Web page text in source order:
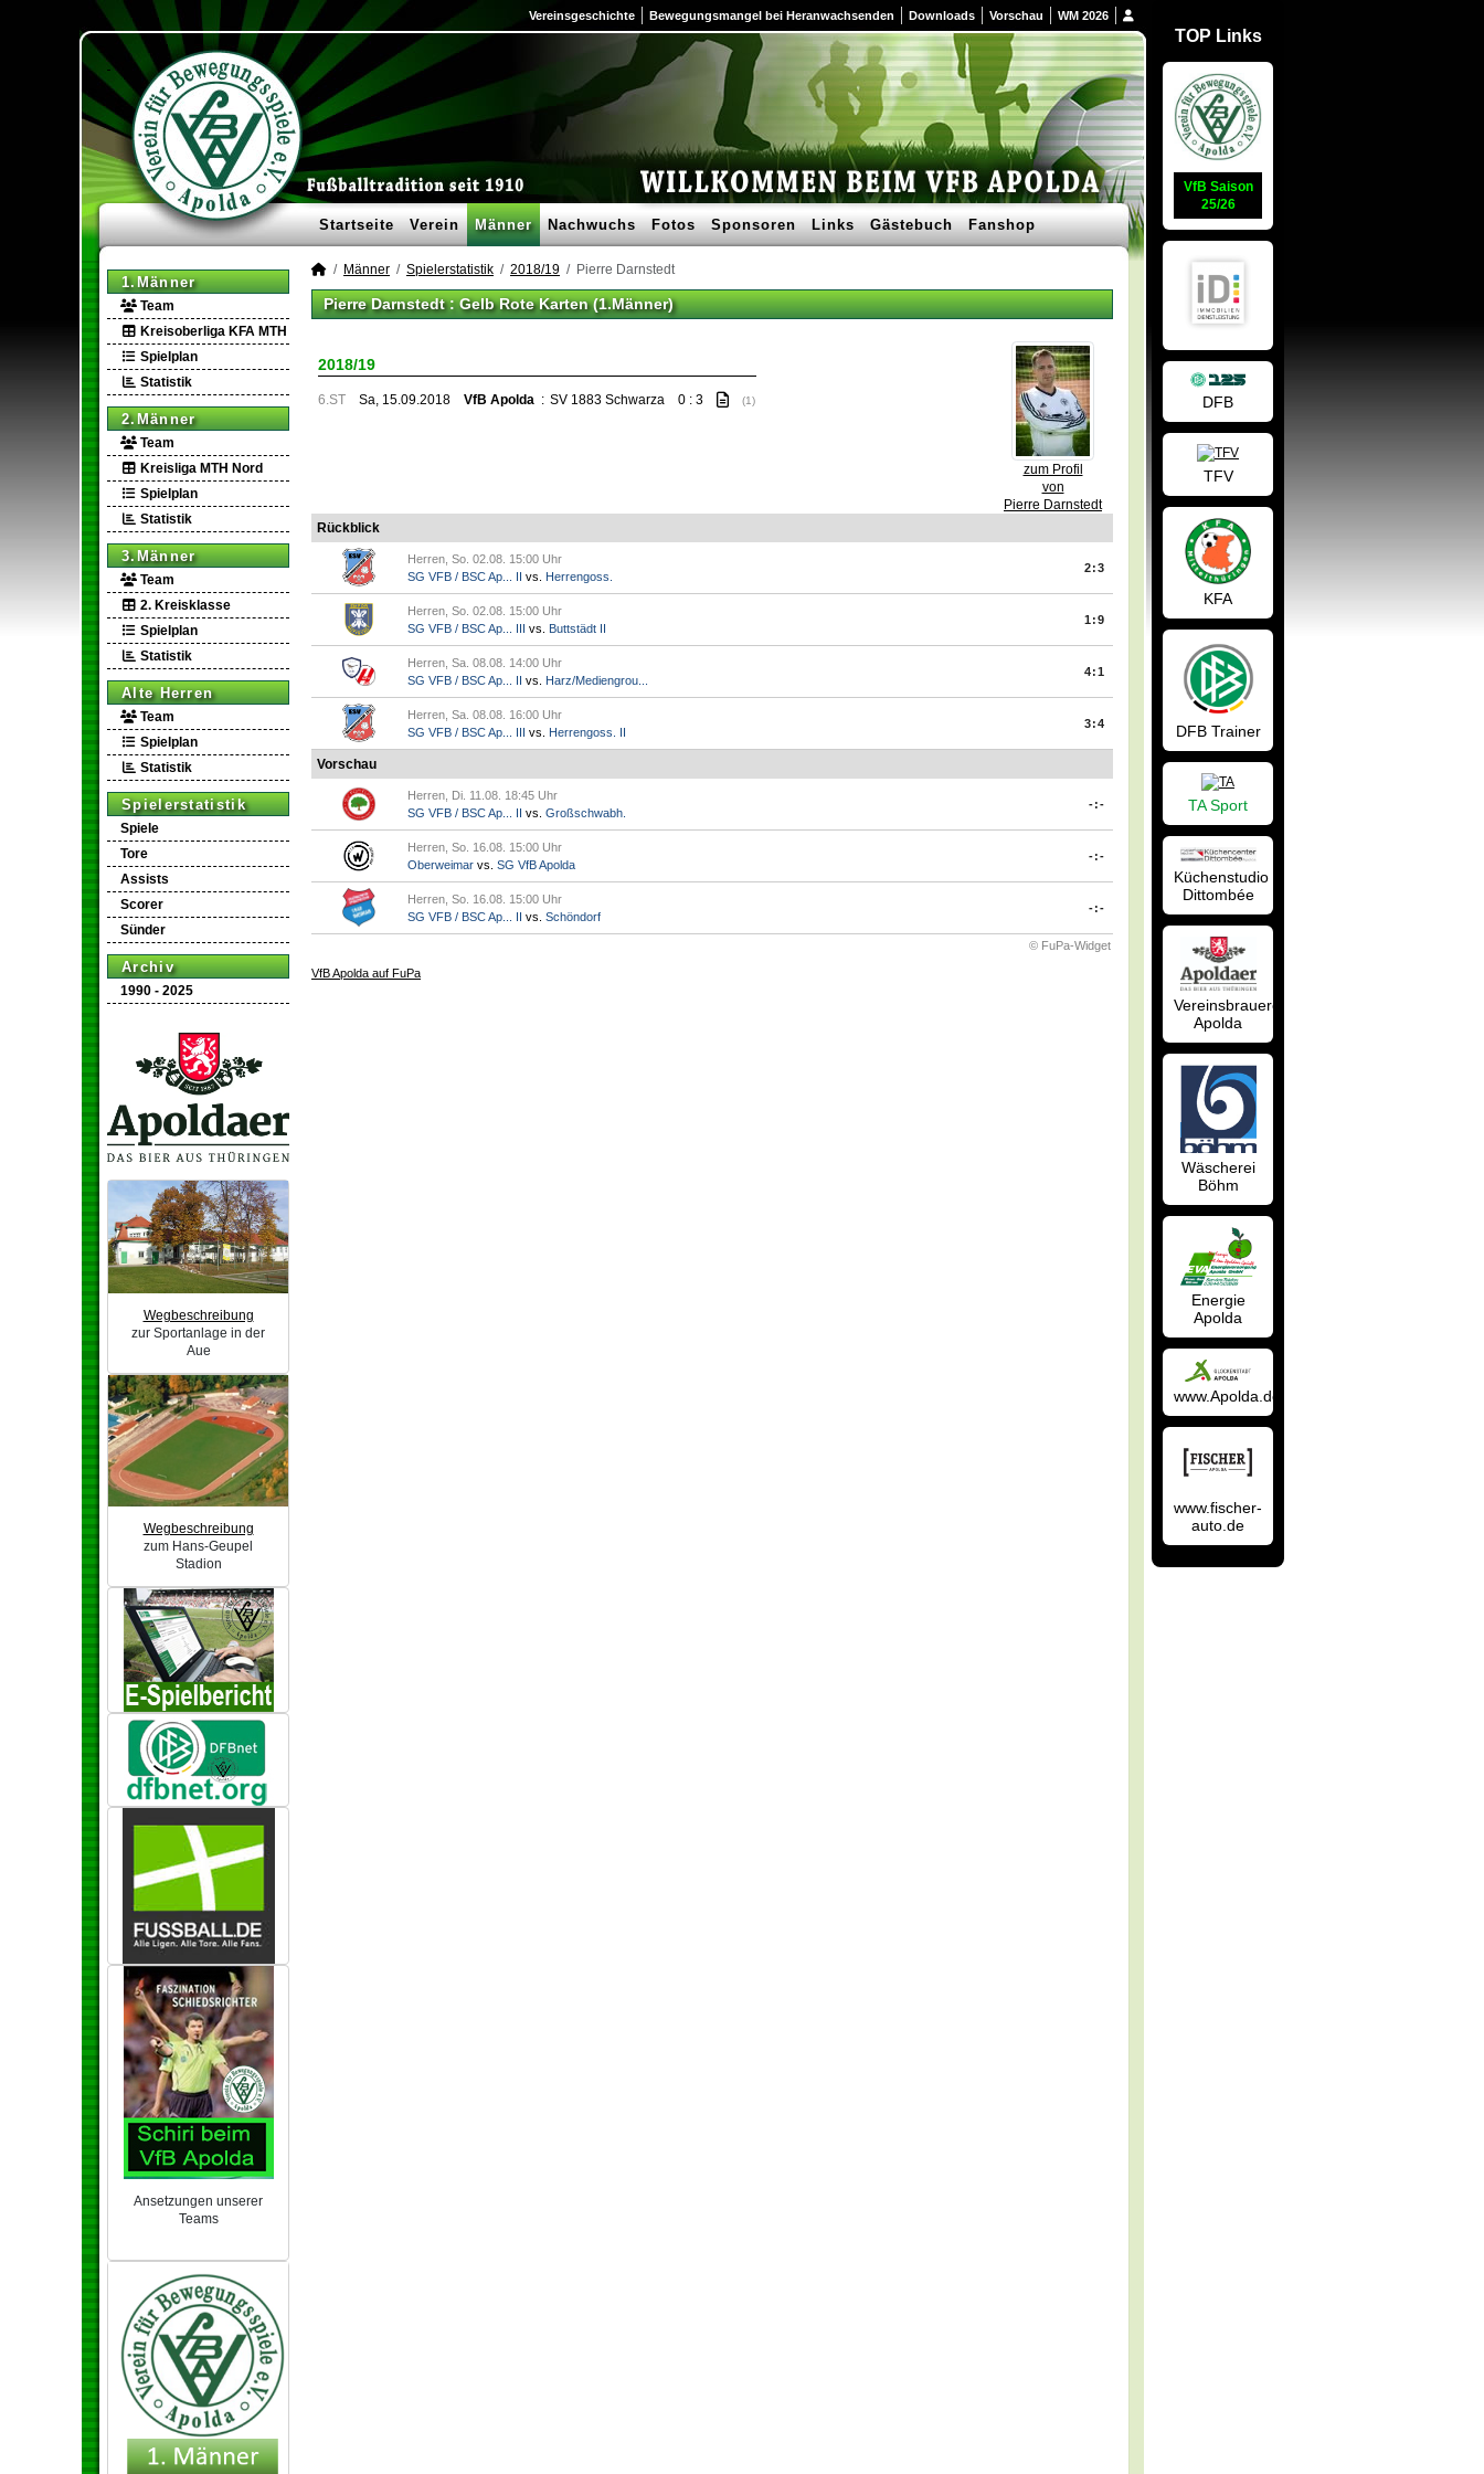
Vereinsgeschichte Bewegungsmangel bei Heranwachsenden Downloads Vorschau WM 2026
Startseite Verein Männer Nachwuchs Fotos Sponsoren Links Gästebuch Fanshop
1.Männer
Team
Kreisoberliga KFA MTH
Spielplan
Statistik
2.Männer
Team
Kreisliga MTH Nord
Spielplan
Statistik
3.Männer
Team
2. Kreisklasse
Spielplan
Statistik
Alte Herren
Team
Spielplan
Statistik
Spielerstatistik
Spiele
Tore
Assists
Scorer
Sünder
Archiv
1990 - 2025
Wegbeschreibung
zur Sportanlage in der
Aue
Wegbeschreibung
zum Hans-Geupel
Stadion
Ansetzungen unserer
Teams
Männer Spielerstatistik 2018/19 Pierre Darnstedt
Pierre Darnstedt : Gelb Rote Karten (1.Männer)
zum Profil
von
Pierre Darnstedt
2018/19
6.ST Sa, 15.09.2018 VfB Apolda : SV 1883 Schwarza 0 : 3 (1)
Rückblick
Herren, So. 02.08. 15:00 Uhr
SG VFB / BSC Ap... II vs. Herrengoss.
2:3
Herren, So. 02.08. 15:00 Uhr
SG VFB / BSC Ap... III vs. Buttstädt II
1:9
Herren, Sa. 08.08. 14:00 Uhr
SG VFB / BSC Ap... II vs. Harz/Mediengrou...
4:1
Herren, Sa. 08.08. 16:00 Uhr
SG VFB / BSC Ap... III vs. Herrengoss. II
3:4
Vorschau
Herren, Di. 11.08. 18:45 Uhr
SG VFB / BSC Ap... II vs. Großschwabh.
-:-
Herren, So. 16.08. 15:00 Uhr
Oberweimar vs. SG VfB Apolda
-:-
Herren, So. 16.08. 15:00 Uhr
SG VFB / BSC Ap... II vs. Schöndorf
-:-
© FuPa-Widget
VfB Apolda auf FuPa
TOP Links
VfB Saison
25/26
DFB
TFV
KFA
DFB Trainer
TA Sport
Küchenstudio
Dittombée
Vereinsbrauerei
Apolda
Wäscherei
Böhm
Energie
Apolda
www.Apolda.de
www.fischer-
auto.de